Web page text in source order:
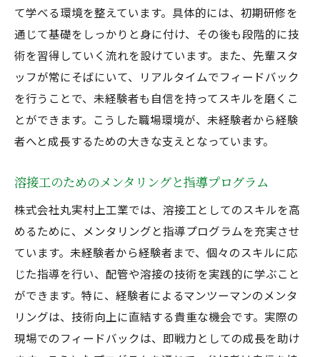
て学べる環境を整えています。具体的には、初期研修を
通じて基礎をしっかりと身に付け、その後も段階的に技
術を習得していく流れを設けています。また、先輩スタ
ッフが常にそばにいて、リアルタイムでフィードバック
を行うことで、未経験者も自信を持ってスキルを磨くこ
とができます。こうした職場環境が、未経験者から経験
者へと成長するための大きな支えとなっています。
溶接工のためのメンタリングと指導プログラム
株式会社丸実村上工業では、溶接工としてのスキルを高
めるために、メンタリングと指導プログラムを充実させ
ています。未経験者から経験者まで、個々のスキルに応
じた指導を行い、配管や溶接の技術を実践的に学ぶこと
ができます。特に、経験者によるマンツーマンのメンタ
リングは、技術向上に直結する貴重な機会です。実際の
現場でのフィードバックは、即戦力としての成長を助け